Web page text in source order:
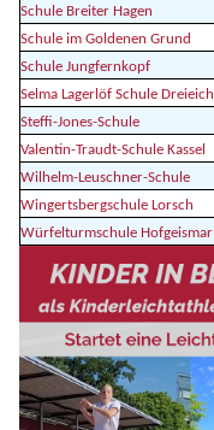
Schule Breiter Hagen
Schule im Goldenen Grund
Schule Jungfernkopf
Selma Lagerlöf Schule Dreieich
Steffi-Jones-Schule
Valentin-Traudt-Schule Kassel
Wilhelm-Leuschner-Schule
Wingertsbergschule Lorsch
Würfelturmschule Hofgeismar